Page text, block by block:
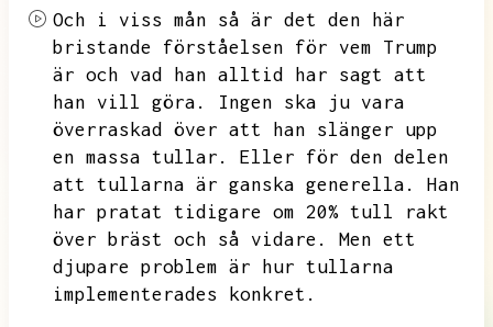
Och i viss mån så är det den här
bristande förståelsen för vem Trump
är och vad han alltid har sagt att
han vill göra.
Ingen ska ju vara
överraskad över att han slänger upp
en massa tullar.
Eller för den delen
att tullarna är ganska generella.
Han
har pratat tidigare om 20% tull rakt
över bräst och så vidare.
Men ett
djupare problem är hur tullarna
implementerades konkret.